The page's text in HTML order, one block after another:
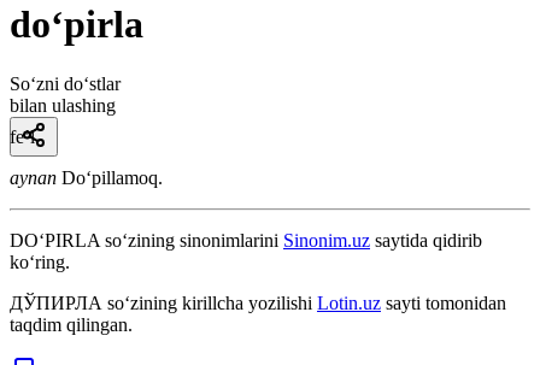
do‘pirla
So‘zni do‘stlar
bilan ulashing
fe’l
aynan Doʻpillamoq.
DO‘PIRLA so‘zining sinonimlarini Sinonim.uz saytida qidirib
ko‘ring.
ДЎПИРЛА so‘zining kirillcha yozilishi Lotin.uz sayti tomonidan
taqdim qilingan.